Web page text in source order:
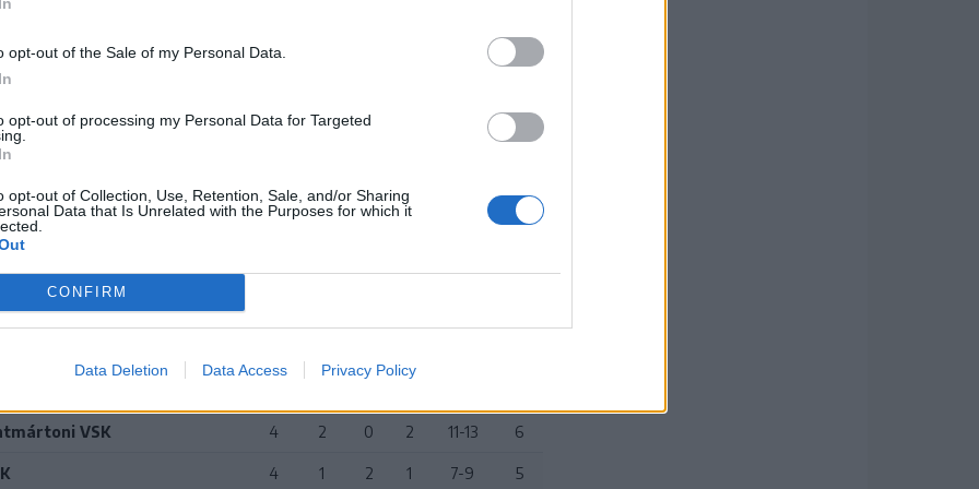
opt-out of the Sale of my Personal Data.
opt-out of processing my Personal Data for Targeted
opt-out of Collection, Use, Retention, Sale, and/or Sharing
Data that Is Unrelated with the Purposes for which it
CONFIRM
Data Deletion Data Access Privacy Policy
Cormoș (1.), Sebastian Neșan (15., 33.), illetve Alex Teth (13.),
(74., 90+3.), Ioan Ștef (80.), Tóth Levente (84.).
megye, 2025–2026-os szezon
12
Vulturii
VSK 4 2 0 2 11-13 6
4 1 2 1 7-9 5